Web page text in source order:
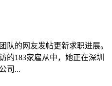
队的网友发帖更新求职进展。
的183家雇从中，她正在深圳
司...